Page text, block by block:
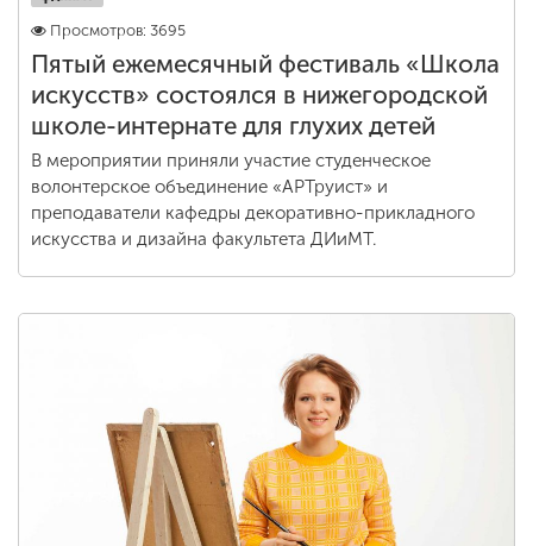
Просмотров: 3695
Пятый ежемесячный фестиваль «Школа
искусств» состоялся в нижегородской
школе-интернате для глухих детей
В мероприятии приняли участие студенческое
волонтерское объединение «АРТруист» и
преподаватели кафедры декоративно-прикладного
искусства и дизайна факультета ДИиМТ.